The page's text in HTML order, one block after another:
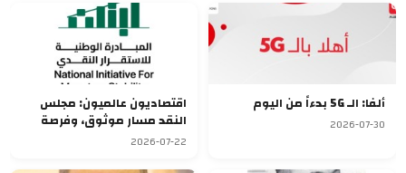
ألفا: الـ 5G بدءاً من اليوم
2026-07-30
اقتصاديون عالميون: مجلس
النقد مسار موثوق، وفرصة
لبنان لتحقيق الاستقرار النقدي
2026-07-22